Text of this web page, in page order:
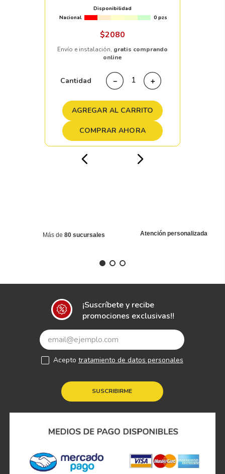
Disponibilidad
Nacional
0 pzs
$2080
Envío e instalación, gratis comprando
online
Cantidad ＋
－
AGREGAR AL CARRITO
COMPRAR AHORA
Más de 80 sucursales Atención personalizada
¡Suscríbete y recibe
promociones exclusivas!!
SUSCRIBIRME
Acepto tratamiento de datos personales